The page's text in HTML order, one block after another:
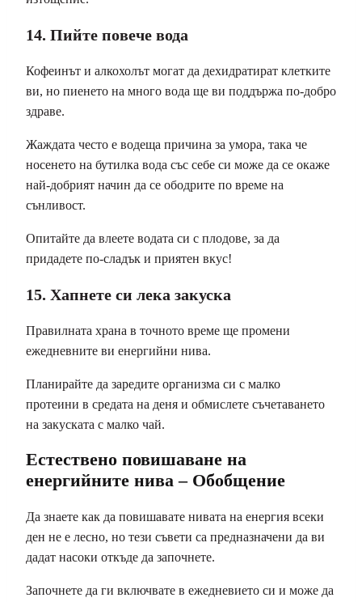
14. Пийте повече вода
Кофеинът и алкохолът могат да дехидратират клетките
ви, но пиенето на много вода ще ви поддържа по-добро
здраве.
Жаждата често е водеща причина за умора, така че
носенето на бутилка вода със себе си може да се окаже
най-добрият начин да се ободрите по време на
сънливост.
Опитайте да влеете водата си с плодове, за да
придадете по-сладък и приятен вкус!
15. Хапнете си лека закуска
Правилната храна в точното време ще промени
ежедневните ви енергийни нива.
Планирайте да заредите организма си с малко
протеини в средата на деня и обмислете съчетаването
на закуската с малко чай.
Естествено повишаване на
енергийните нива – Обобщение
Да знаете как да повишавате нивата на енергия всеки
ден не е лесно, но тези съвети са предназначени да ви
дадат насоки откъде да започнете.
Започнете да ги включвате в ежедневието си и може да